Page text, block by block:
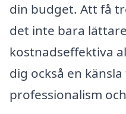
din budget. Att få
det inte bara
kostnadseffektiva
dig också en
professionalism